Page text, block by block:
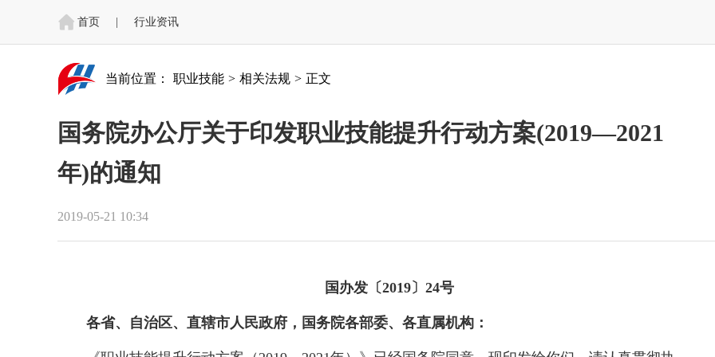
首页 行业资讯
当前位置： 职业技能 > 相关法规 > 正文
国务院办公厅关于印发职业技能提升行动方案(2019—2021
年)的通知
2019-05-21 10:34
国办发〔2019〕24号
各省、自治区、直辖市人民政府，国务院各部委、各直属机构：